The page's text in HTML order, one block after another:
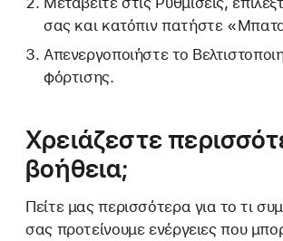
σας και κατόπιν πατήστε
Απενεργοποιήστε το
φόρτισης.
Χρειάζεστε
βοήθεια;
Πείτε μας περισσότερα για το τι
σας προτείνουμε ενέργειες που